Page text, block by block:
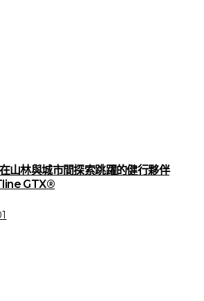
山林與城市間探索跳躍的健行夥伴
GTX®